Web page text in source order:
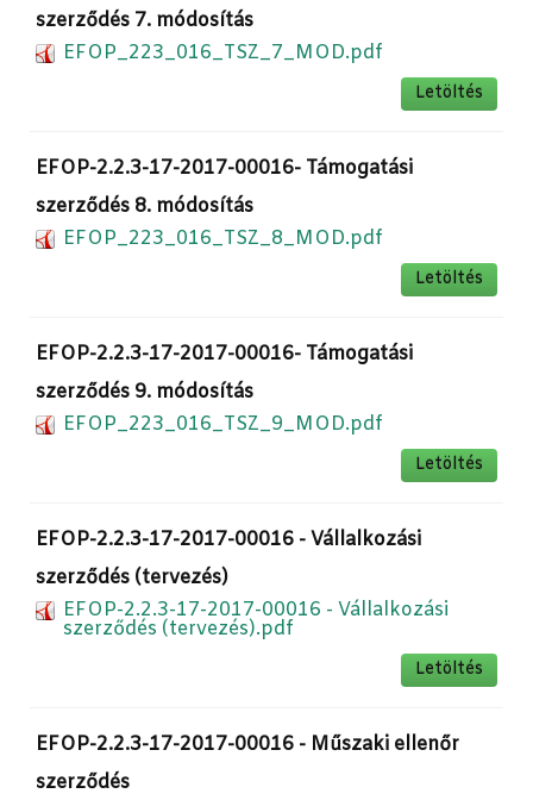
szerződés 7. módosítás
EFOP_223_016_TSZ_7_MOD.pdf
Letöltés
EFOP-2.2.3-17-2017-00016- Támogatási
szerződés 8. módosítás
EFOP_223_016_TSZ_8_MOD.pdf
Letöltés
EFOP-2.2.3-17-2017-00016- Támogatási
szerződés 9. módosítás
EFOP_223_016_TSZ_9_MOD.pdf
Letöltés
EFOP-2.2.3-17-2017-00016 - Vállalkozási
szerződés (tervezés)
EFOP-2.2.3-17-2017-00016 - Vállalkozási
szerződés (tervezés).pdf
Letöltés
EFOP-2.2.3-17-2017-00016 - Műszaki ellenőr
szerződés